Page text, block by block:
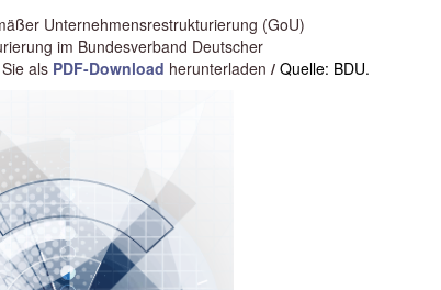
Unternehmensrestrukturierung (GoU)
im Bundesverband Deutscher
als PDF-Download herunterladen / Quelle: BDU.